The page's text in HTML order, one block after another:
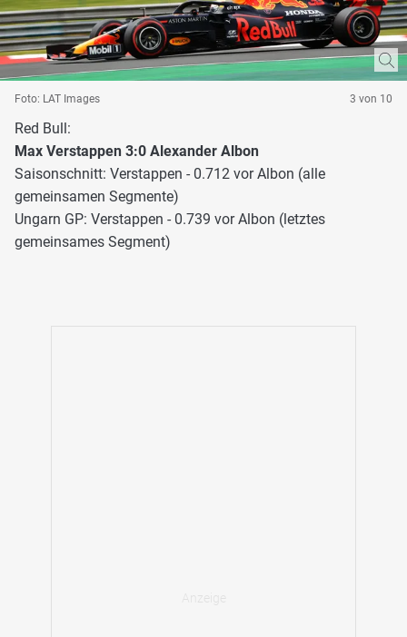
Foto: LAT Images 3 von 10
Red Bull:
Max Verstappen 3:0 Alexander Albon
Saisonschnitt: Verstappen - 0.712 vor Albon (alle
gemeinsamen Segmente)
Ungarn GP: Verstappen - 0.739 vor Albon (letztes
gemeinsames Segment)